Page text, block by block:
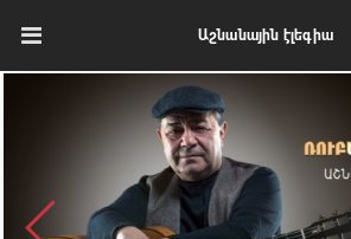
Աշնանային էլեգիա